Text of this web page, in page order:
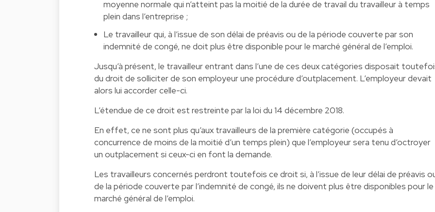
moyenne normale qui n’atteint pas la moitié de la durée de travail du travailleur à temps
plein dans l’entreprise ;
Le travailleur qui, à l’issue de son délai de préavis ou de la période couverte par son
indemnité de congé, ne doit plus être disponible pour le marché général de l’emploi.
Jusqu’à présent, le travailleur entrant dans l’une de ces deux catégories disposait
du droit de solliciter de son employeur une procédure d’outplacement. L’employeur devait
alors lui accorder celle-ci.
L’étendue de ce droit est restreinte par la loi du 14 décembre 2018.
En effet, ce ne sont plus qu’aux travailleurs de la première catégorie (occupés à
concurrence de moins de la moitié d’un temps plein) que l’employeur sera tenu d’octroyer
un outplacement si ceux-ci en font la demande.
Les travailleurs concernés perdront toutefois ce droit si, à l’issue de leur délai de préavis
de la période couverte par l’indemnité de congé, ils ne doivent plus être disponibles pour le
marché général de l’emploi.